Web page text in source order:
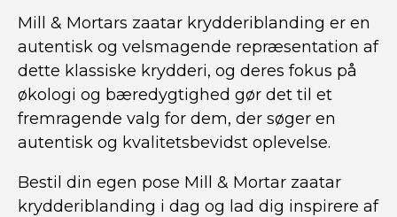
Mill & Mortars zaatar krydderiblanding er en
autentisk og velsmagende repræsentation af
dette klassiske krydderi, og deres fokus på
økologi og bæredygtighed gør det til et
fremragende valg for dem, der søger en
autentisk og kvalitetsbevidst oplevelse.
Bestil din egen pose Mill & Mortar zaatar
krydderiblanding i dag og lad dig inspirere af